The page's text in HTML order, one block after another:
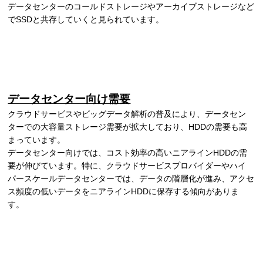
データセンターのコールドストレージやアーカイブストレージなど
でSSDと共存していくと見られています。
データセンター向け需要
クラウドサービスやビッグデータ解析の普及により、データセン
ターでの大容量ストレージ需要が拡大しており、HDDの需要も高
まっています。
データセンター向けでは、コスト効率の高いニアラインHDDの需
要が伸びています。特に、クラウドサービスプロバイダーやハイ
パースケールデータセンターでは、データの階層化が進み、アクセ
ス頻度の低いデータをニアラインHDDに保存する傾向がありま
す。